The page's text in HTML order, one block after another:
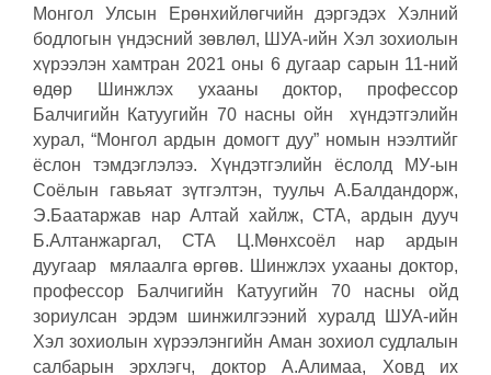
Монгол Улсын Ерөнхийлөгчийн дэргэдэх Хэлний
бодлогын үндэсний зөвлөл, ШУА-ийн Хэл зохиолын
хүрээлэн хамтран 2021 оны 6 дугаар сарын 11-ний
өдөр Шинжлэх ухааны доктор, профессор
Балчигийн Катуугийн 70 насны ойн хүндэтгэлийн
хурал, “Монгол ардын домогт дуу” номын нээлтийг
ёслон тэмдэглэлээ. Хүндэтгэлийн ёслолд МУ-ын
Соёлын гавьяат зүтгэлтэн, туульч А.Балдандорж,
Э.Баатаржав нар Алтай хайлж, СТА, ардын дууч
Б.Алтанжаргал, СТА Ц.Мөнхсоёл нар ардын
дуугаар мялаалга өргөв. Шинжлэх ухааны доктор,
профессор Балчигийн Катуугийн 70 насны ойд
зориулсан эрдэм шинжилгээний хуралд ШУА-ийн
Хэл зохиолын хүрээлэнгийн Аман зохиол судлалын
салбарын эрхлэгч, доктор А.Алимаа, Ховд их